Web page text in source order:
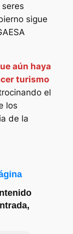
sigue
aún haya
turismo
el
los
de la